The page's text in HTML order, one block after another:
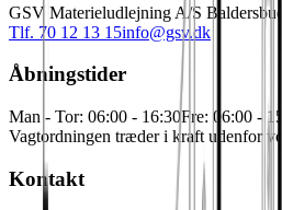
GSV Materieludlejning A/S
Tlf. 70 12 13 15info@gsv.dk
Åbningstider
Man - Tor: 06:00 - 16:30Fre: 06:00 -
Vagtordningen træder i kraft udenfor
Kontakt